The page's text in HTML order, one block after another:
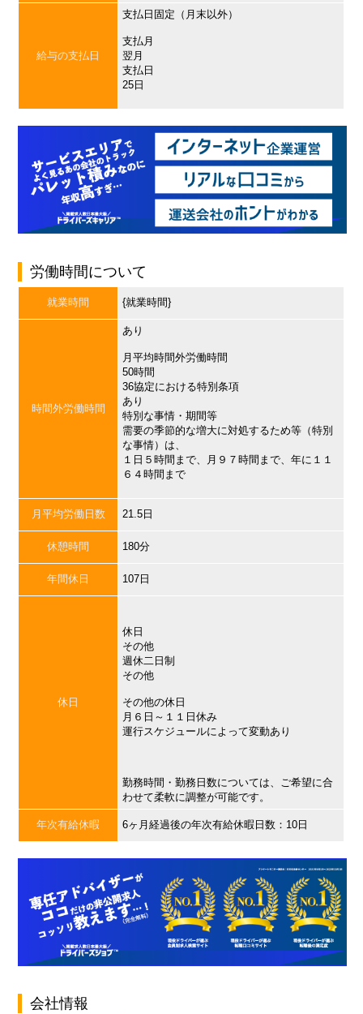
給与の支払日
支払日固定（月末以外）
支払月
翌月
支払日
25日
労働時間について
就業時間 {就業時間}
時間外労働時間
あり
月平均時間外労働時間
50時間
36協定における特別条項
あり
特別な事情・期間等
需要の季節的な増大に対処するため等（特別
な事情）は、
１日５時間まで、月９７時間まで、年に１１
６４時間まで
月平均労働日数 21.5日
休憩時間 180分
年間休日 107日
休日
休日
その他
週休二日制
その他
その他の休日
月６日～１１日休み
運行スケジュールによって変動あり
勤務時間・勤務日数については、ご希望に合
わせて柔軟に調整が可能です。
年次有給休暇 6ヶ月経過後の年次有給休暇日数：10日
会社情報